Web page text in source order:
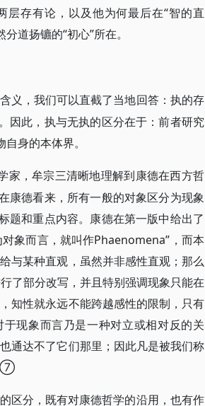
层存有论，以及他为何最后在“智的直
道扬镳的“初心”所在。
义，我们可以直截了当地回答：执的存
因此，执与无执的区分在于：前者研究
身的本体界。
家，牟宗三清晰地理解到康德在西方哲
康德看来，所有一般的对象区分为现象
题和重点内容。康德在第一版中给出了
象而言，就叫作Phaenomena”，而本
与某种直观，虽然并非感性直观；那么
部分改写，并且特别强调现象只能在
知性就永远不能跨越感性的限制，只有
现象而言乃是一种对立或相对反的关
通达不了它们那里；因此凡是被我们称
区分，既有对康德哲学的沿用，也有作